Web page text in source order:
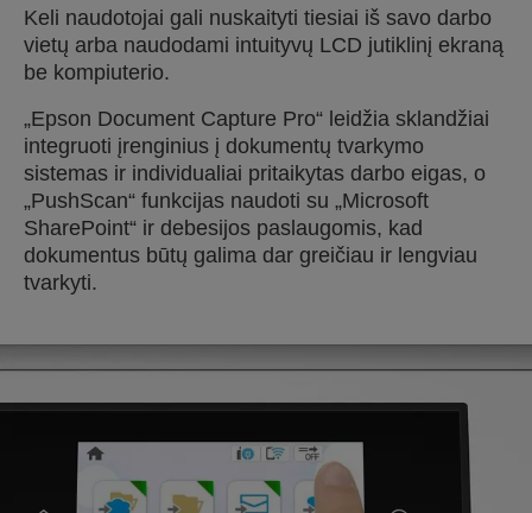
Keli naudotojai gali nuskaityti tiesiai iš savo darbo
vietų arba naudodami intuityvų LCD jutiklinį ekraną
be kompiuterio.
„Epson Document Capture Pro“ leidžia sklandžiai
integruoti įrenginius į dokumentų tvarkymo
sistemas ir individualiai pritaikytas darbo eigas, o
„PushScan“ funkcijas naudoti su „Microsoft
SharePoint“ ir debesijos paslaugomis, kad
dokumentus būtų galima dar greičiau ir lengviau
tvarkyti.